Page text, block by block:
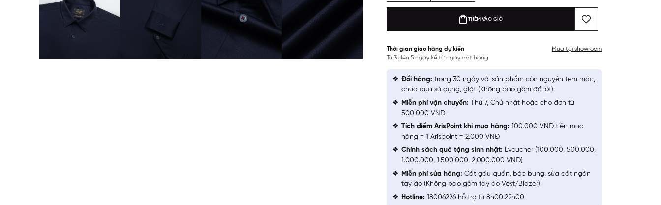
THÊM VÀO GIỎ
Thời gian giao hàng dự kiến
Từ 3 đến 5 ngày kể từ ngày đặt hàng
Mua tại showroom
Đổi hàng: trong 30 ngày với sản phẩm còn nguyên tem mác,
chưa qua sử dụng, giặt (Không bao gồm đồ lót)
Miễn phí vận chuyển: Thứ 7, Chủ nhật hoặc cho đơn từ
500.000 VNĐ
Tích điểm ArisPoint khi mua hàng: 100.000 VNĐ tiền mua
hàng = 1 Arispoint = 2.000 VNĐ
Chính sách quà tặng sinh nhật: Evoucher (100.000, 500.000,
1.000.000, 1.500.000, 2.000.000 VNĐ)
Miễn phí sửa hàng: Cắt gấu quần, bóp bụng, sửa cắt ngắn
tay áo (Không bao gồm tay áo Vest/Blazer)
Hotline: 18006226 hỗ trợ từ 8h00:22h00